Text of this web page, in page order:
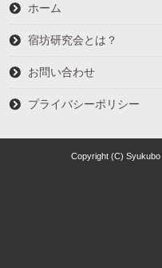
ホーム
宿坊研究会とは？
お問い合わせ
プライバシーポリシー
Copyright (C)